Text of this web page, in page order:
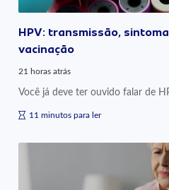
HPV: transmissão,
vacinação
21 horas atrás
Você já deve ter ouvido falar de
11 minutos para ler